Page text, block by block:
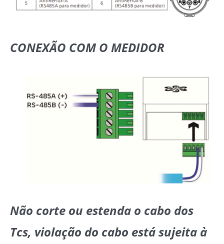
CONEXÃO COM O MEDIDOR
Não corte ou estenda o cabo dos
Tcs, violação do cabo está sujeita à